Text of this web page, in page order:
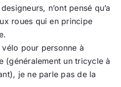
n’ont pensé qu’a
roues qui en principe
vélo pour personne à
(généralement un tricycle à
je ne parle pas de la